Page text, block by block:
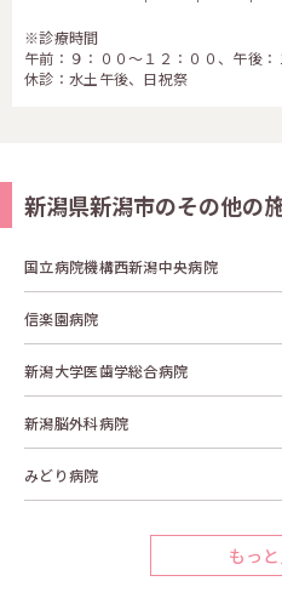
※診療時間
午前：９：００～１２：００、午後
休診：水土午後、日祝祭
新潟県新潟市のその他の
国立病院機構西新潟中央病院
信楽園病院
新潟大学医歯学総合病院
新潟脳外科病院
みどり病院
もっ